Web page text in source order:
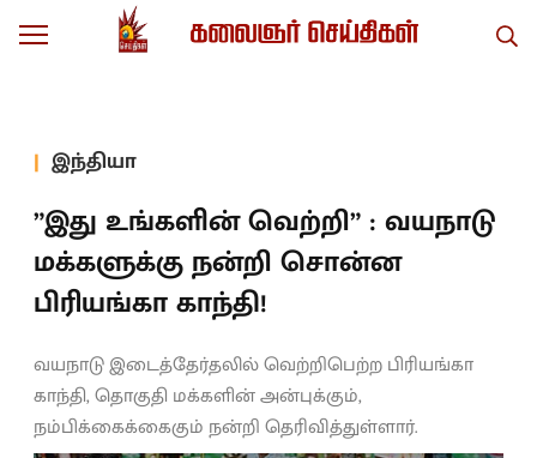
இந்தியா
”இது உங்களின் வெற்றி” : வயநாடு
மக்களுக்கு நன்றி சொன்ன
பிரியங்கா காந்தி!
வயநாடு இடைத்தேர்தலில் வெற்றிபெற்ற பிரியங்கா
காந்தி, தொகுதி மக்களின் அன்புக்கும்,
நம்பிக்கைக்கைகும் நன்றி தெரிவித்துள்ளார்.